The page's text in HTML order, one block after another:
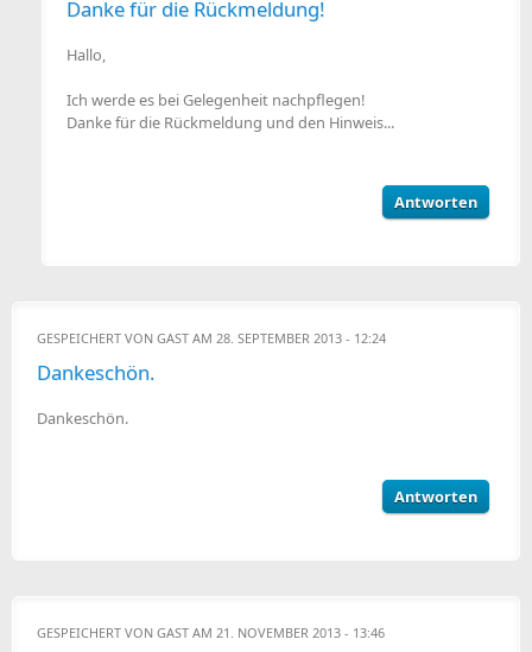
Danke für die Rückmeldung!
Hallo,
Ich werde es bei Gelegenheit nachpflegen!
Danke für die Rückmeldung und den Hinweis...
Antworten
GESPEICHERT VON GAST AM 28. SEPTEMBER 2013 - 12:24
Dankeschön.
Dankeschön.
Antworten
GESPEICHERT VON GAST AM 21. NOVEMBER 2013 - 13:46